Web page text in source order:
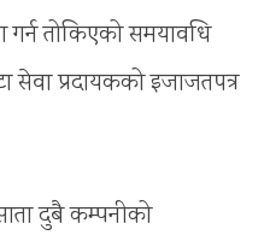
तोकिएको समयावधि
सेवा प्रदायकको इजाजतपत्र
दुबै कम्पनीको